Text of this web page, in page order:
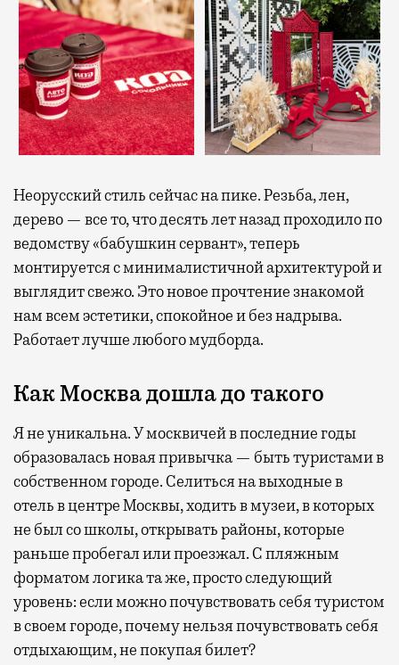
Неорусский стиль сейчас на пике. Резьба, лен,
дерево — все то, что десять лет назад проходило по
ведомству «бабушкин сервант», теперь
монтируется с минималистичной архитектурой и
выглядит свежо. Это новое прочтение знакомой
нам всем эстетики, спокойное и без надрыва.
Работает лучше любого мудборда.
Как Москва дошла до такого
Я не уникальна. У москвичей в последние годы
образовалась новая привычка — быть туристами в
собственном городе. Селиться на выходные в
отель в центре Москвы, ходить в музеи, в которых
не был со школы, открывать районы, которые
раньше пробегал или проезжал. С пляжным
форматом логика та же, просто следующий
уровень: если можно почувствовать себя туристом
в своем городе, почему нельзя почувствовать себя
отдыхающим, не покупая билет?